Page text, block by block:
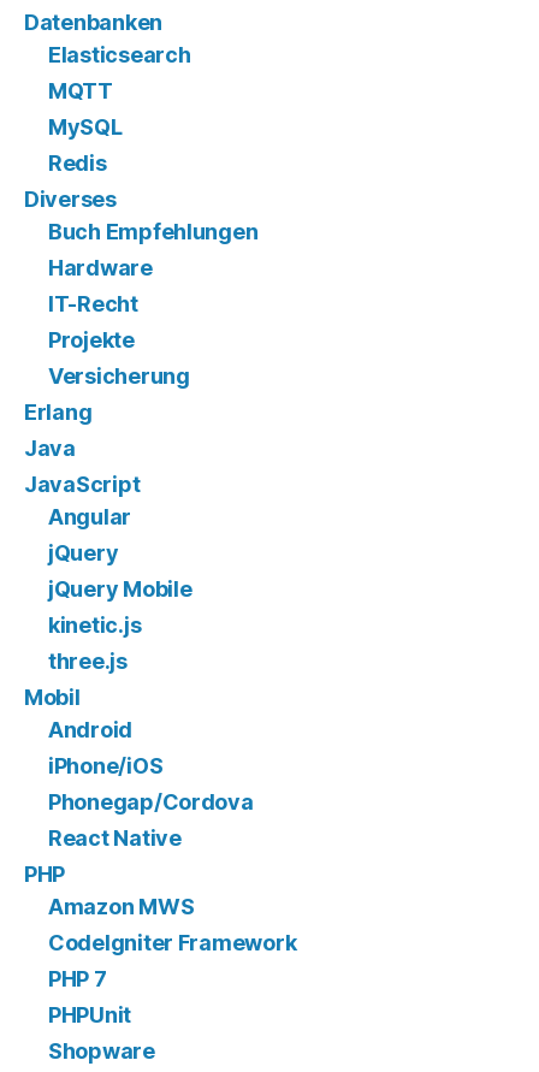
Datenbanken
Elasticsearch
MQTT
MySQL
Redis
Diverses
Buch Empfehlungen
Hardware
IT-Recht
Projekte
Versicherung
Erlang
Java
JavaScript
Angular
jQuery
jQuery Mobile
kinetic.js
three.js
Mobil
Android
iPhone/iOS
Phonegap/Cordova
React Native
PHP
Amazon MWS
CodeIgniter Framework
PHP 7
PHPUnit
Shopware